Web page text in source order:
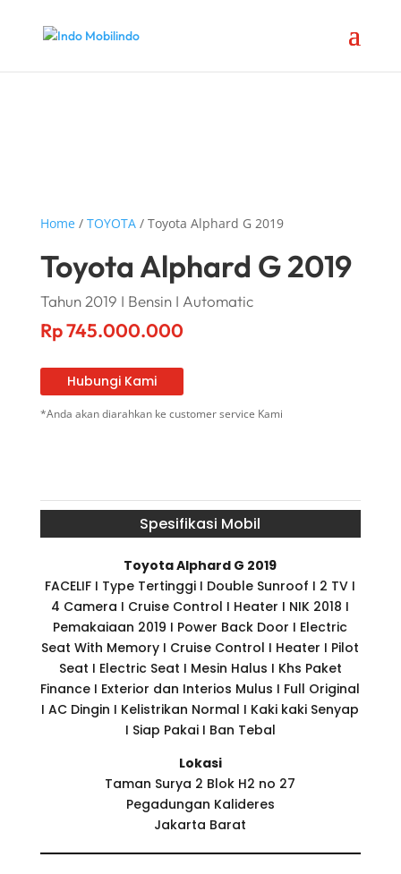
Home/ TOYOTA/ Toyota Alphard G 2019
Toyota Alphard G 2019
Tahun 2019 I Bensin I Automatic
Rp745.000.000
Hubungi Kami
*Anda akan diarahkan ke customer service Kami
Spesifikasi Mobil
Toyota Alphard G 2019
FACELIF I Type Tertinggi I Double Sunroof I 2 TV I
4 Camera I Cruise Control I Heater I NIK 2018 I
Pemakaiaan 2019 I Power Back Door I Electric
Seat With Memory I Cruise Control I Heater I Pilot
Seat I Electric Seat I Mesin Halus I Khs Paket
Finance I Exterior dan Interios Mulus I Full Original
I AC Dingin I Kelistrikan Normal I Kaki kaki Senyap
I Siap Pakai I Ban Tebal
Lokasi
Taman Surya 2 Blok H2 no 27
Pegadungan Kalideres
Jakarta Barat